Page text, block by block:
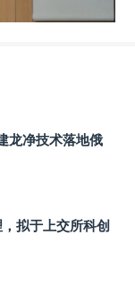
龙净技术落地俄
拟于上交所科创